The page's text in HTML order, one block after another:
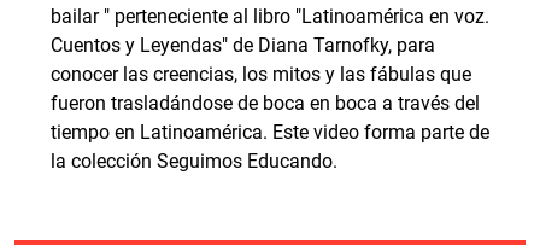
bailar " perteneciente al libro "Latinoamérica en voz.
Cuentos y Leyendas" de Diana Tarnofky, para
conocer las creencias, los mitos y las fábulas que
fueron trasladándose de boca en boca a través del
tiempo en Latinoamérica. Este video forma parte de
la colección Seguimos Educando.